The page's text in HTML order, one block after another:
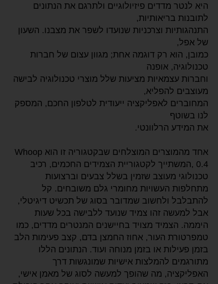
היא לנטר מדדים פיזיולוגיים ולתרגם את הנתונים
לתובנות בריאותיות,
התנהגותיות וצרכניות שנועדו לשפר את מצבנו. השעון
של אפל,
כמובן, הוא רק דוגמה אחת; מגוון עצום של חברות
טכנולוגיה, אופנה
וחברות עצמאיות מציעות שלל מוצרי טכנולוגיה לבישה
מעוצבים להפליא,
המחוברים לאפליקציה ייעודית לטלפון החכם, המספק
לנו בשוטף
את המידע הרלוונטי.
אחד מהמוצרים המוצלחים שבקטגוריה זו הוא Whoop
0.4 ,המשתייך לקטגוריית הצמידים החכמים, רכיב
טכנולוגי מעוצב שזמין בשלל צבעים וברצועות
מתחלפות העשויות מחומרי גלם משובחים. קל
להתבלבל ולחשוב שמדובר בסוג של תכשיט דיגיטלי,
אבל למעשה זהו צמיד שנועד ללבישה בכל שעות
היממה. הצמיד מצויד בחיישנים המנטרים מדדים, כמו
טמפרטורת העור, אחוז החמצן בדם, קצב פעימות הלב
בזמן פעילות או בזמן מנוחה ועוד. הנתונים הללו
מתורגמים להמלצות אישיות שמונגשות דרך
האפליקציה, מה שהופך למעשה לסוג של מאמן אישי,